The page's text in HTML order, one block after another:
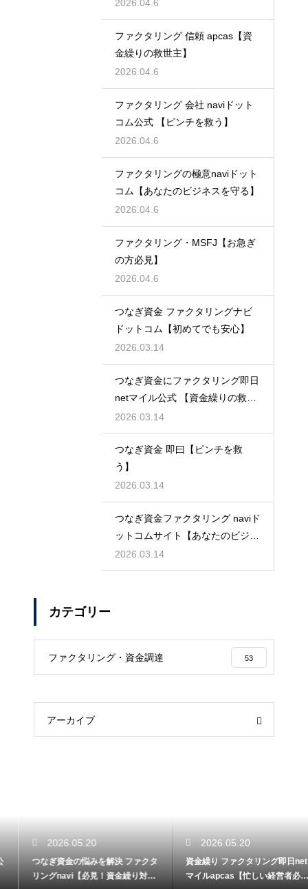
2026.04.6
ファクタリング 信頼 apcas【資
金繰りの救世主】
2026.04.6
ファクタリング 会社 naviドット
コム公式 【ピンチを救う】
2026.04.6
ファクタリングの極意naviドット
コム【あなたのビジネスを守る】
2026.04.6
ファクタリング・MSFJ【お急ぎ
の方必見】
2026.04.6
つなぎ資金 ファクタリングナビ
ドットコム【初めてでも安心】
2026.03.14
つなぎ資金にファクタリング即日
netマイル公式 【資金繰りの救世
主】
2026.03.14
つなぎ資金 即曰【ピンチを救
う】
2026.03.14
つなぎ資金ファクタリング naviド
ットコムサイト【あなたのビジネ
スを守る】
2026.03.14
カテゴリー
ファクタリング・資金調達 53
アーカイブ
2026.05.20
つなぎ資金の悩みを解決 ファクタ
リングnavi【必見！資金繰り対
2026.05.20
資金繰り ファクタリング即日net
マイルapcas【忙しい経営者必